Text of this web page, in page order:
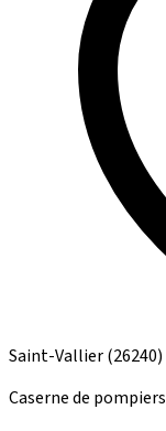
Saint-Vallier(26240)
Caserne de pompiers